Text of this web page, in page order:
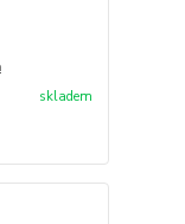
skladem